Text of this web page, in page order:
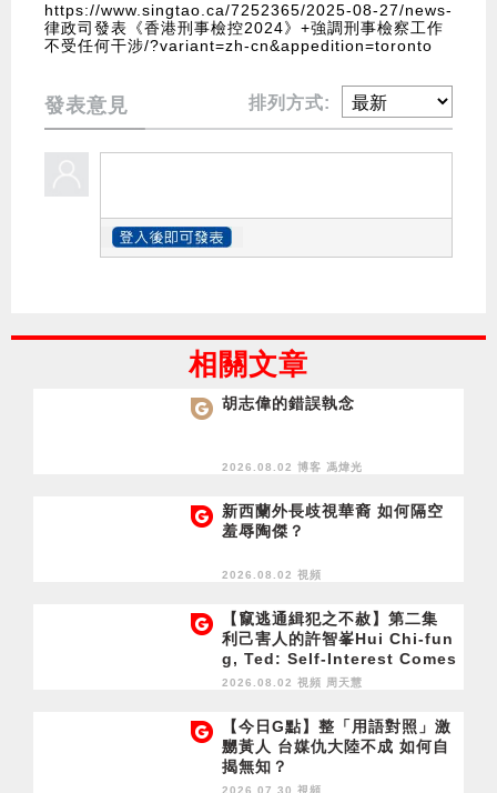
https://www.singtao.ca/7252365/2025-08-27/news-
律政司發表《香港刑事檢控2024》+強調刑事檢察工作
不受任何干涉/?variant=zh-cn&appedition=toronto
發表意見 排列方式:
相關文章
胡志偉的錯誤執念
2026.08.02 博客 馮煒光
新西蘭外長歧視華裔 如何隔空
羞辱陶傑？
2026.08.02 視頻
【竄逃通緝犯之不赦】第二集
利己害人的許智峯Hui Chi-fun
g, Ted: Self-Interest Comes
at Others' Expense
2026.08.02 視頻 周天慧
【今日G點】整「用語對照」激
嬲黃人 台媒仇大陸不成 如何自
揭無知？